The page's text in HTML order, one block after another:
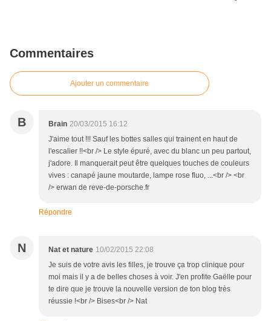
Commentaires
Ajouter un commentaire
B Brain 20/03/2015 16:12
J'aime tout !!! Sauf les bottes salles qui trainent en haut de
l'escalier !!<br /> Le style épuré, avec du blanc un peu partout,
j'adore. Il manquerait peut être quelques touches de couleurs
vives : canapé jaune moutarde, lampe rose fluo, ...<br /> <br
/> erwan de reve-de-porsche.fr
Répondre
N Nat et nature 10/02/2015 22:08
Je suis de votre avis les filles, je trouve ça trop clinique pour
moi mais il y a de belles choses à voir. J'en profite Gaëlle pour
te dire que je trouve la nouvelle version de ton blog très
réussie !<br /> Bises<br /> Nat